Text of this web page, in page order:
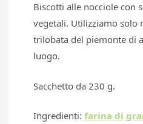
Biscotti alle nocciole con
vegetali. Utilizziamo solo
trilobata del piemonte di
luogo.
Sacchetto da 230 g.
Ingredienti: farina di